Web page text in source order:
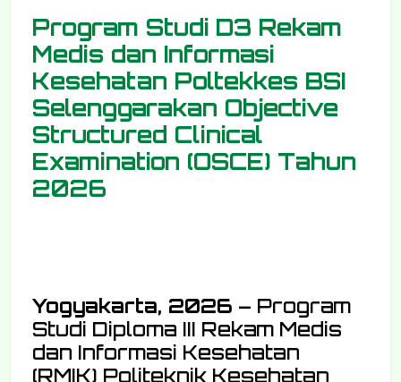
Program Studi D3 Rekam
Medis dan Informasi
Kesehatan Poltekkes BSI
Selenggarakan Objective
Structured Clinical
Examination (OSCE) Tahun
2026
Yogyakarta, 2026 – Program
Studi Diploma III Rekam Medis
dan Informasi Kesehatan
(RMIK) Politeknik Kesehatan